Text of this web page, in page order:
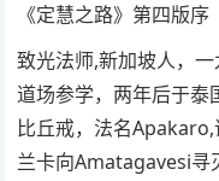
《定慧之路》第四版序
致光法师,新加坡人，
道场参学，两年后于泰
比丘戒，法名
兰卡向Amatagavesi寻